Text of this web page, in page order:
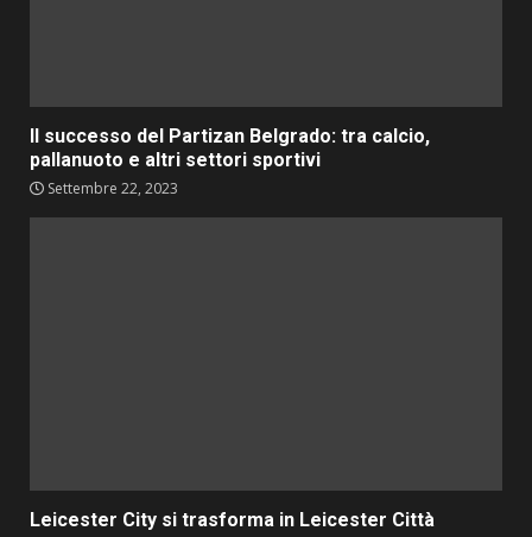
Il successo del Partizan Belgrado: tra calcio,
pallanuoto e altri settori sportivi
Settembre 22, 2023
Leicester City si trasforma in Leicester Città